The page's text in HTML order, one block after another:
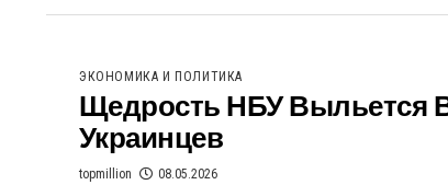
ЭКОНОМИКА И ПОЛИТИКА
Щедрость НБУ Выльется
Украинцев
topmillion 08.05.2026